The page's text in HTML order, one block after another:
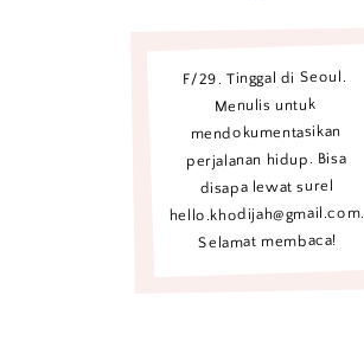
F/29. Tinggal di Seoul.
Menulis untuk
mendokumentasikan
perjalanan hidup. Bisa
disapa lewat surel
hello.khodijah@gmail.com.
Selamat membaca!